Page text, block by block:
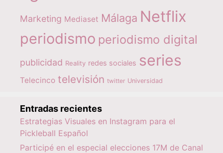
Marketing Mediaset Málaga Netflix
periodismo periodismo digital
publicidad Reality redes sociales series
Telecinco televisión twitter Universidad
Entradas recientes
Estrategias Visuales en Instagram para el
Pickleball Español
Participé en el especial elecciones 17M de Canal